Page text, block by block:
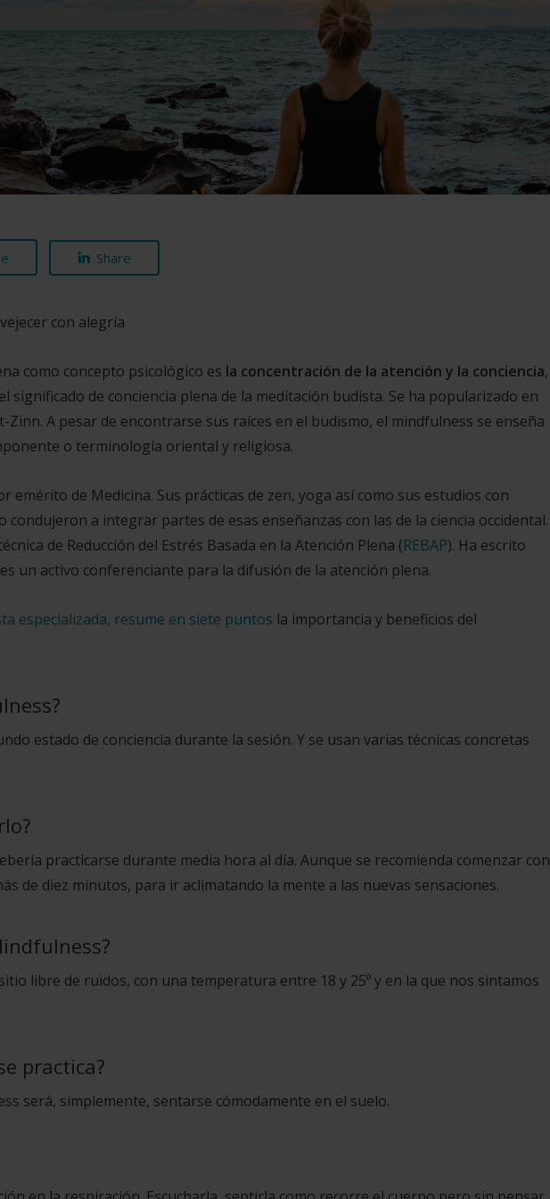
Share
con alegría
como concepto psicológico es la concentración de la atención y la conciencia,
significado de conciencia plena de la meditación budista. Se ha popularizado en
Zinn. A pesar de encontrarse sus raíces en el budismo, el mindfulness se enseña
o terminología oriental y religiosa.
emérito de Medicina. Sus prácticas de zen, yoga así como sus estudios con
condujeron a integrar partes de esas enseñanzas con las de la ciencia occidental.
de Reducción del Estrés Basada en la Atención Plena (REBAP).​ Ha escrito
un activo conferenciante para la difusión de la atención plena.
especializada, resume en siete puntos la importancia y beneficios del
estado de conciencia durante la sesión. Y se usan varias técnicas concretas
practicarse durante media hora al día. Aunque se recomienda comenzar con
de diez minutos, para ir aclimatando la mente a las nuevas sensaciones.
libre de ruidos, con una temperatura entre 18 y 25º y en la que nos sintamos
practica?
será, simplemente, sentarse cómodamente en el suelo.